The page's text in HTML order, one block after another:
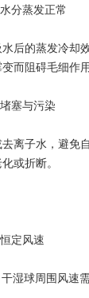
蒸发正常
的蒸发冷却效
而阻碍毛细作
与污染
子水，避免自
或折断。
定风速
球周围风速需